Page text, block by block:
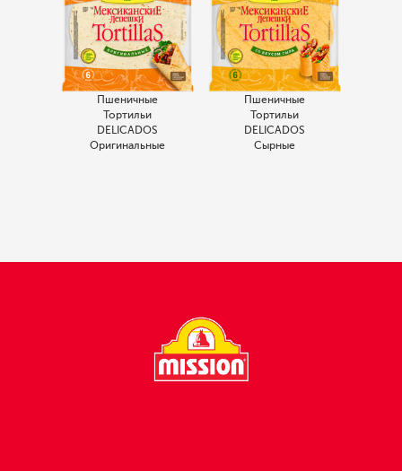
Пшеничные
Тортильи
DELICADOS
Оригинальные
Пшеничные
Тортильи
DELICADOS
Сырные